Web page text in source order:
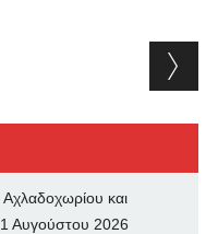
και
1 Αυγούστου 2026